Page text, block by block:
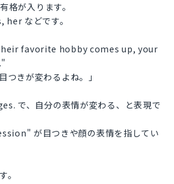
格が入ります。
などです。
favorite hobby comes up, your
つきが変わるよね。」
で、自分の表情が変わる、と表現で
が目つきや顔の表情を指してい
。